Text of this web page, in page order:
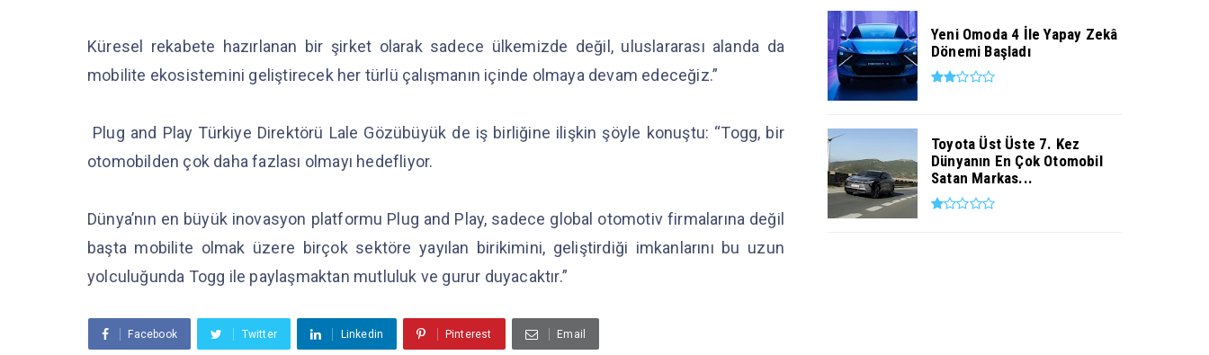
Küresel rekabete hazırlanan bir şirket olarak sadece ülkemizde değil, uluslararası alanda da
mobilite ekosistemini geliştirecek her türlü çalışmanın içinde olmaya devam edeceğiz.”
Plug and Play Türkiye Direktörü Lale Gözübüyük de iş birliğine ilişkin şöyle konuştu: “Togg, bir
otomobilden çok daha fazlası olmayı hedefliyor.
Dünya’nın en büyük inovasyon platformu Plug and Play, sadece global otomotiv firmalarına değil
başta mobilite olmak üzere birçok sektöre yayılan birikimini, geliştirdiği imkanlarını bu uzun
yolculuğunda Togg ile paylaşmaktan mutluluk ve gurur duyacaktır.”
Facebook Twitter Linkedin Pinterest Email
Yeni Omoda 4 İle Yapay Zekâ
Dönemi Başladı
Toyota Üst Üste 7. Kez
Dünyanın En Çok Otomobil
Satan Markas...